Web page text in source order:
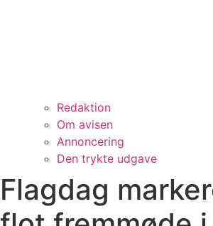
Redaktion
Om avisen
Annoncering
Den trykte udgave
Flagdag